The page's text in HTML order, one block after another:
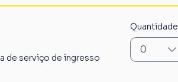
de serviço de ingresso
Quantidade
0